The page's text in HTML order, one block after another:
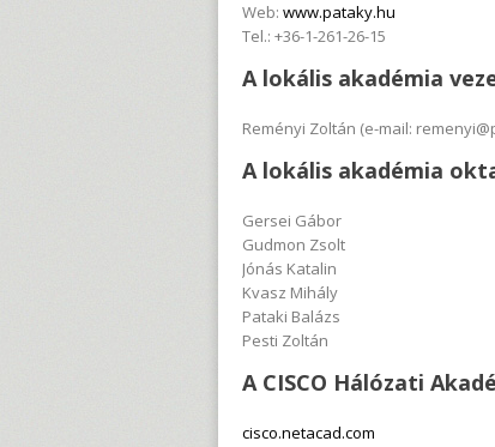
Web: www.pataky.hu
Tel.: +36-1-261-26-15
A lokális akadémia
Reményi Zoltán (e-mail:
A lokális akadémia
Gersei Gábor
Gudmon Zsolt
Jónás Katalin
Kvasz Mihály
Pataki Balázs
Pesti Zoltán
A CISCO Hálózati
cisco.netacad.com